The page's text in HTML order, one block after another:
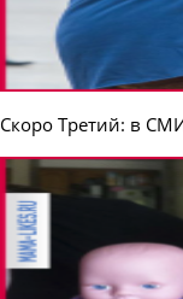
Скоро Третий: в